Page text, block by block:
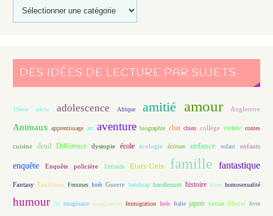
DES IDÉES DE LECTURE PAR SUJETS
19ème siècle adolescence Afrique amitié amour Angleterre
Animaux apprentissage art aventure biographie chat chien collège conte contes
cuisine deuil Différence dystopie école écologie écriture enfance enfant enfants
enquête Enquête policière Entraide Etats-Unis famille fantastique
Fantasy Fantômes Femmes forêt Guerre handicap harcèlement histoire hiver homosexualité
humour île imaginaire imagination Immigration Inde Italie japon lecture liberté livre